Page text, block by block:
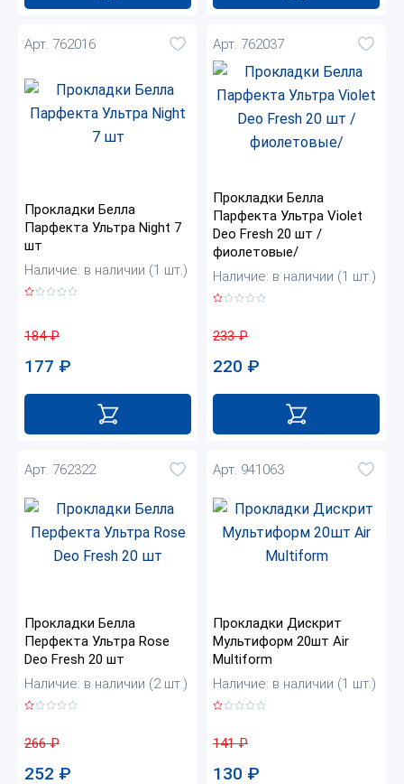
Арт. 762016
Прокладки Белла
Парфекта Ультра Night 7
шт
Наличие: в наличии (1 шт.)
184₽
177 ₽
Арт. 762037
Прокладки Белла
Парфекта Ультра Violet
Deo Fresh 20 шт /
фиолетовые/
Наличие: в наличии (1 шт.)
233₽
220 ₽
Арт. 762322
Прокладки Белла
Перфекта Ультра Rose
Deo Fresh 20 шт
Наличие: в наличии (2 шт.)
266₽
252 ₽
Арт. 941063
Прокладки Дискрит
Мультиформ 20шт Air
Multiform
Наличие: в наличии (1 шт.)
141₽
130 ₽